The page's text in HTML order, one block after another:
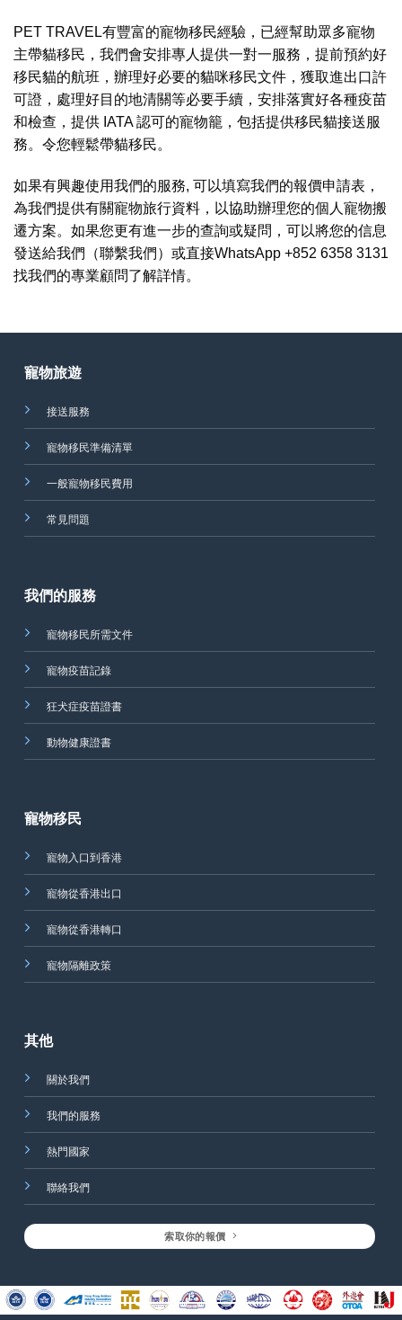
PET TRAVEL有豐富的寵物移民經驗，已經幫助眾多寵物
主帶貓移民，我們會安排專人提供一對一服務，提前預約好
移民貓的航班，辦理好必要的貓咪移民文件，獲取進出口許
可證，處理好目的地清關等必要手續，安排落實好各種疫苗
和檢查，提供 IATA 認可的寵物籠，包括提供移民貓接送服
務。令您輕鬆帶貓移民。
如果有興趣使用我們的服務, 可以填寫我們的報價申請表，
為我們提供有關寵物旅行資料，以協助辦理您的個人寵物搬
遷方案。如果您更有進一步的查詢或疑問，可以將您的信息
發送給我們（聯繫我們）或直接WhatsApp +852 6358 3131
找我們的專業顧問了解詳情。
寵物旅遊
接送服務
寵物移民準備清單
一般寵物移民費用
常見問題
我們的服務
寵物移民所需文件
寵物疫苗記錄
狂犬症疫苗證書
動物健康證書
寵物移民
寵物入口到香港
寵物從香港出口
寵物從香港轉口
寵物隔離政策
其他
關於我們
我們的服務
熱門國家
聯絡我們
索取你的報價